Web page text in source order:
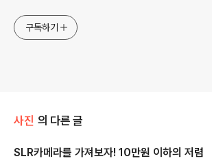
구독하기
사진 의 다른 글
SLR카메라를 가져보자! 10만원 이하의 저렴